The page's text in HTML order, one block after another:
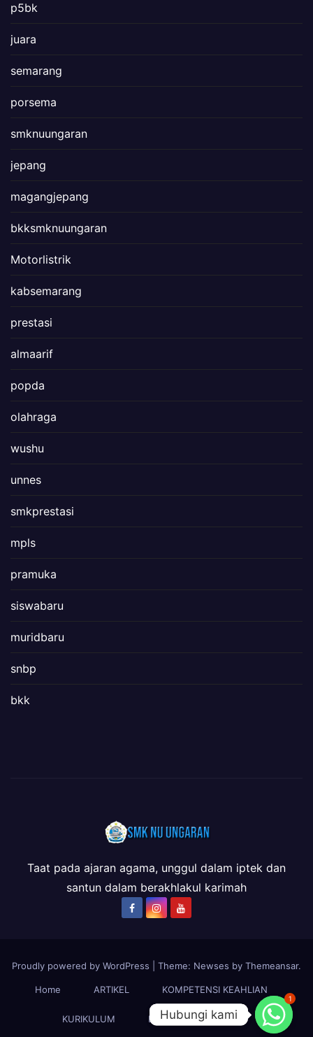
p5bk
juara
semarang
porsema
smknuungaran
jepang
magangjepang
bkksmknuungaran
Motorlistrik
kabsemarang
prestasi
almaarif
popda
olahraga
wushu
unnes
smkprestasi
mpls
pramuka
siswabaru
muridbaru
snbp
bkk
Taat pada ajaran agama, unggul dalam iptek dan
santun dalam berakhlakul karimah
Proudly powered by WordPress Theme: Newses by Themeansar.
Home ARTIKEL KOMPETENSI KEAHLIAN
KURIKULUM LSP-P1 PROFIL
1
Hubungi kami
Hubungi kami